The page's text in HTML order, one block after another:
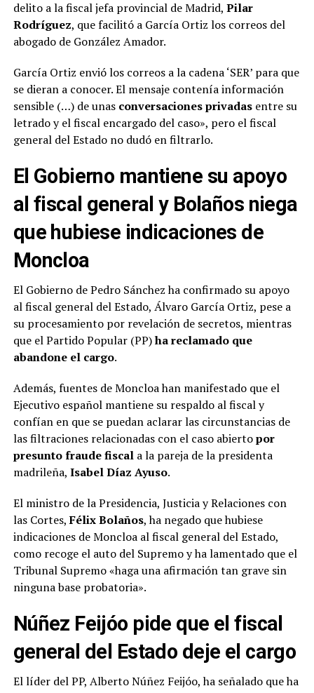
delito a la fiscal jefa provincial de Madrid, Pilar
Rodríguez, que facilitó a García Ortiz los correos del
abogado de González Amador.
García Ortiz envió los correos a la cadena ‘SER’ para que
se dieran a conocer. El mensaje contenía información
sensible (…) de unas conversaciones privadasentre su
letrado y el fiscal encargado del caso», pero el fiscal
general del Estado no dudó en filtrarlo.
El Gobierno mantiene su apoyo
al fiscal general y Bolaños niega
que hubiese indicaciones de
Moncloa
El Gobierno de Pedro Sánchez ha confirmado su apoyo
al fiscal general del Estado, Álvaro García Ortiz, pese a
su procesamiento por revelación de secretos, mientras
que el Partido Popular (PP)ha reclamado que
abandone el cargo.
Además, fuentes de Moncloa han manifestado que el
Ejecutivo español mantiene su respaldo al fiscal y
confían en que se puedan aclarar las circunstancias de
las filtraciones relacionadas con el caso abiertopor
presunto fraude fiscala la pareja de la presidenta
madrileña, Isabel Díaz Ayuso.
El ministro de la Presidencia, Justicia y Relaciones con
las Cortes,Félix Bolaños, ha negado que hubiese
indicaciones de Moncloa al fiscal general del Estado,
como recoge el auto del Supremo y ha lamentado que el
Tribunal Supremo «haga una afirmación tan grave sin
ninguna base probatoria».
Núñez Feijóo pide que el fiscal
general del Estado deje el cargo
El líder del PP, Alberto Núñez Feijóo, ha señalado que ha